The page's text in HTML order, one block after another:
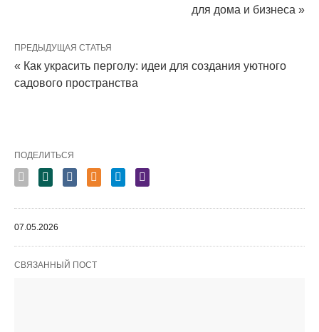
для дома и бизнеса »
ПРЕДЫДУЩАЯ СТАТЬЯ
« Как украсить перголу: идеи для создания уютного
садового пространства
ПОДЕЛИТЬСЯ
07.05.2026
СВЯЗАННЫЙ ПОСТ